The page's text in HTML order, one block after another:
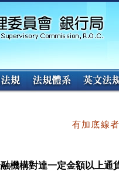
有加底線
機構對達一定金額以上通